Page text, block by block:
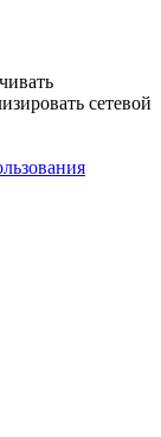
сетевой